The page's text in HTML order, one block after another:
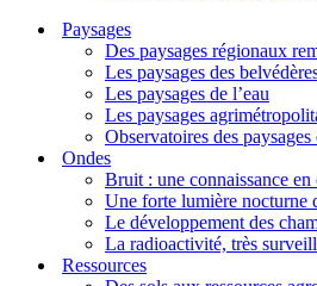
Paysages
Des paysages régionaux
Les paysages des
Les paysages de l’eau
Les paysages
Observatoires des
Ondes
Bruit : une connaissance
Une forte lumière
Le développement des
La radioactivité, très
Ressources